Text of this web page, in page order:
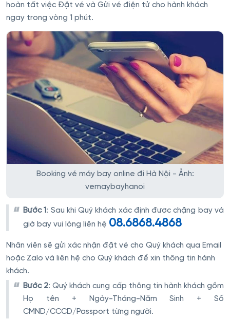
hoàn tất việc Đặt vé và Gửi vé điện tử cho hành khách
ngay trong vòng 1 phút.
Booking vé máy bay online đi Hà Nội - Ảnh:
vemaybayhanoi
Bước 1: Sau khi Quý khách xác định được chặng bay và
giờ bay vui lòng liên hệ 08.6868.4868
Nhân viên sẽ gửi xác nhận đặt vé cho Quý khách qua Email
hoặc Zalo và liên hệ cho Quý khách để xin thông tin hành
khách.
Bước 2: Quý khách cung cấp thông tin hành khách gồm
Họ tên + Ngày-Tháng-Năm Sinh + Số
CMND/CCCD/Passport từng người.